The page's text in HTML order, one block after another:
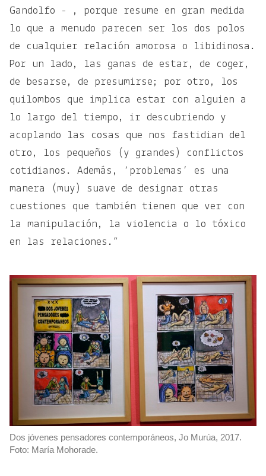
Gandolfo - , porque resume en gran medida
lo que a menudo parecen ser los dos polos
de cualquier relación amorosa o libidinosa.
Por un lado, las ganas de estar, de coger,
de besarse, de presumirse; por otro, los
quilombos que implica estar con alguien a
lo largo del tiempo, ir descubriendo y
acoplando las cosas que nos fastidian del
otro, los pequeños (y grandes) conflictos
cotidianos. Además, ‘problemas’ es una
manera (muy) suave de designar otras
cuestiones que también tienen que ver con
la manipulación, la violencia o lo tóxico
en las relaciones.”
Dos jóvenes pensadores contemporáneos, Jo Murúa, 2017.
Foto: María Mohorade.